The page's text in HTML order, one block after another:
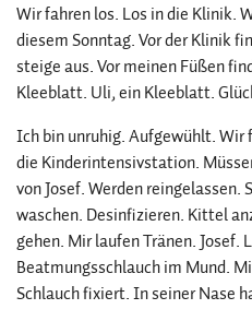
Wir fahren los. Los in die Klinik.
diesem Sonntag. Vor der Klinik
steige aus. Vor meinen Füßen
Kleeblatt. Uli, ein Kleeblatt.
Ich bin unruhig. Aufgewühlt.
die Kinderintensivstation.
von Josef. Werden reingelassen.
waschen. Desinfizieren. Kittel
gehen. Mir laufen Tränen.
Beatmungsschlauch im Mund.
Schlauch fixiert. In seiner Nase